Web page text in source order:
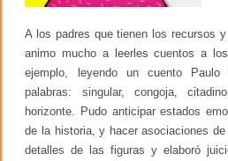
A los padres que tienen los recursos
animo mucho a leerles cuentos a
ejemplo, leyendo un cuento Paulo
palabras: singular, congoja,
horizonte. Pudo anticipar estados
de la historia, y hacer asociaciones
detalles de las figuras y elaboró